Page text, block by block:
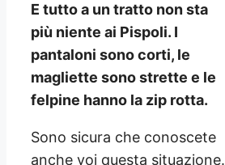
E tutto a un tratto non sta
più niente ai Pispoli. I
pantaloni sono corti, le
magliette sono strette e le
felpine hanno la zip rotta.
Sono sicura che conoscete
anche voi questa situazione.